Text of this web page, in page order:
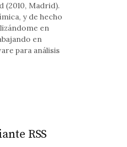
(2010, Madrid).
y de hecho
en
en
para análisis
RSS